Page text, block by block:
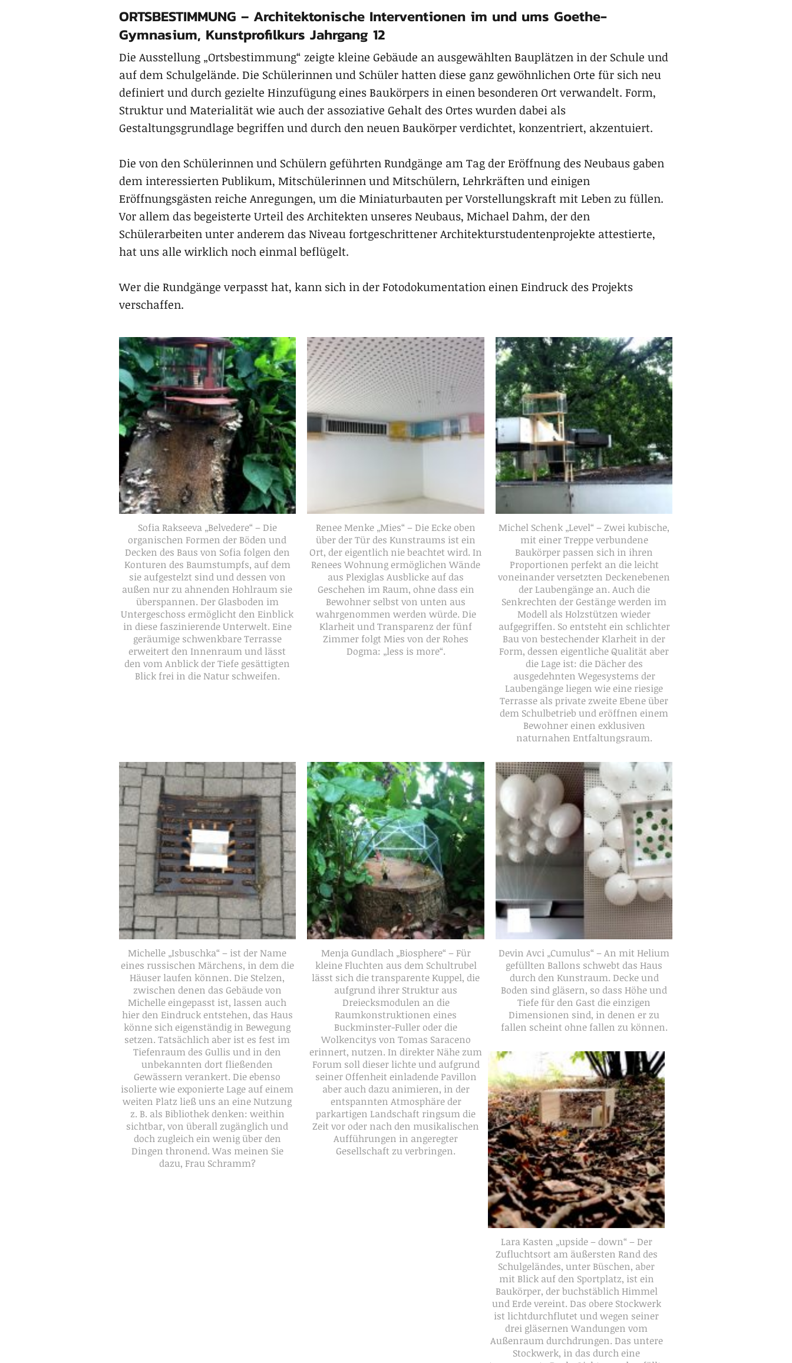
ORTSBESTIMMUNG – Architektonische Interventionen im und ums Goethe-
Gymnasium, Kunstprofilkurs Jahrgang 12
Die Ausstellung „Ortsbestimmung“ zeigte kleine Gebäude an ausgewählten Bauplätzen in der Schule und
auf dem Schulgelände. Die Schülerinnen und Schüler hatten diese ganz gewöhnlichen Orte für sich neu
definiert und durch gezielte Hinzufügung eines Baukörpers in einen besonderen Ort verwandelt. Form,
Struktur und Materialität wie auch der assoziative Gehalt des Ortes wurden dabei als
Gestaltungsgrundlage begriffen und durch den neuen Baukörper verdichtet, konzentriert, akzentuiert.
Die von den Schülerinnen und Schülern geführten Rundgänge am Tag der Eröffnung des Neubaus gaben
dem interessierten Publikum, Mitschülerinnen und Mitschülern, Lehrkräften und einigen
Eröffnungsgästen reiche Anregungen, um die Miniaturbauten per Vorstellungskraft mit Leben zu füllen.
Vor allem das begeisterte Urteil des Architekten unseres Neubaus, Michael Dahm, der den
Schülerarbeiten unter anderem das Niveau fortgeschrittener Architekturstudentenprojekte attestierte,
hat uns alle wirklich noch einmal beflügelt.
Wer die Rundgänge verpasst hat, kann sich in der Fotodokumentation einen Eindruck des Projekts
verschaffen.
Sofia Rakseeva „Belvedere“ – Die
organischen Formen der Böden und
Decken des Baus von Sofia folgen den
Konturen des Baumstumpfs, auf dem
sie aufgestelzt sind und dessen von
außen nur zu ahnenden Hohlraum sie
überspannen. Der Glasboden im
Untergeschoss ermöglicht den Einblick
in diese faszinierende Unterwelt. Eine
geräumige schwenkbare Terrasse
erweitert den Innenraum und lässt
den vom Anblick der Tiefe gesättigten
Blick frei in die Natur schweifen.
Renee Menke „Mies“ – Die Ecke oben
über der Tür des Kunstraums ist ein
Ort, der eigentlich nie beachtet wird. In
Renees Wohnung ermöglichen Wände
aus Plexiglas Ausblicke auf das
Geschehen im Raum, ohne dass ein
Bewohner selbst von unten aus
wahrgenommen werden würde. Die
Klarheit und Transparenz der fünf
Zimmer folgt Mies von der Rohes
Dogma: „less is more“.
Michel Schenk „Level“ – Zwei kubische,
mit einer Treppe verbundene
Baukörper passen sich in ihren
Proportionen perfekt an die leicht
voneinander versetzten Deckenebenen
der Laubengänge an. Auch die
Senkrechten der Gestänge werden im
Modell als Holzstützen wieder
aufgegriffen. So entsteht ein schlichter
Bau von bestechender Klarheit in der
Form, dessen eigentliche Qualität aber
die Lage ist: die Dächer des
ausgedehnten Wegesystems der
Laubengänge liegen wie eine riesige
Terrasse als private zweite Ebene über
dem Schulbetrieb und eröffnen einem
Bewohner einen exklusiven
naturnahen Entfaltungsraum.
Michelle „Isbuschka“ – ist der Name
eines russischen Märchens, in dem die
Häuser laufen können. Die Stelzen,
zwischen denen das Gebäude von
Michelle eingepasst ist, lassen auch
hier den Eindruck entstehen, das Haus
könne sich eigenständig in Bewegung
setzen. Tatsächlich aber ist es fest im
Tiefenraum des Gullis und in den
unbekannten dort fließenden
Gewässern verankert. Die ebenso
isolierte wie exponierte Lage auf einem
weiten Platz ließ uns an eine Nutzung
z. B. als Bibliothek denken: weithin
sichtbar, von überall zugänglich und
doch zugleich ein wenig über den
Dingen thronend. Was meinen Sie
dazu, Frau Schramm?
Menja Gundlach „Biosphere“ – Für
kleine Fluchten aus dem Schultrubel
lässt sich die transparente Kuppel, die
aufgrund ihrer Struktur aus
Dreiecksmodulen an die
Raumkonstruktionen eines
Buckminster-Fuller oder die
Wolkencitys von Tomas Saraceno
erinnert, nutzen. In direkter Nähe zum
Forum soll dieser lichte und aufgrund
seiner Offenheit einladende Pavillon
aber auch dazu animieren, in der
entspannten Atmosphäre der
parkartigen Landschaft ringsum die
Zeit vor oder nach den musikalischen
Aufführungen in angeregter
Gesellschaft zu verbringen.
Devin Avci „Cumulus“ – An mit Helium
gefüllten Ballons schwebt das Haus
durch den Kunstraum. Decke und
Boden sind gläsern, so dass Höhe und
Tiefe für den Gast die einzigen
Dimensionen sind, in denen er zu
fallen scheint ohne fallen zu können.
Lara Kasten „upside – down“ – Der
Zufluchtsort am äußersten Rand des
Schulgeländes, unter Büschen, aber
mit Blick auf den Sportplatz, ist ein
Baukörper, der buchstäblich Himmel
und Erde vereint. Das obere Stockwerk
ist lichtdurchflutet und wegen seiner
drei gläsernen Wandungen vom
Außenraum durchdrungen. Das untere
Stockwerk, in das durch eine